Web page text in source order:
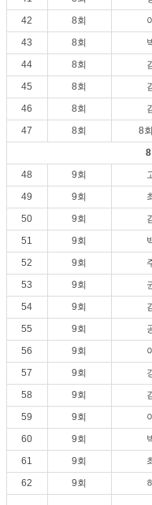
42
8회
43
8회
44
8회
45
8회
46
8회
47
8회
8
48
9회
49
9회
50
9회
51
9회
52
9회
53
9회
54
9회
55
9회
56
9회
57
9회
58
9회
59
9회
60
9회
61
9회
62
9회